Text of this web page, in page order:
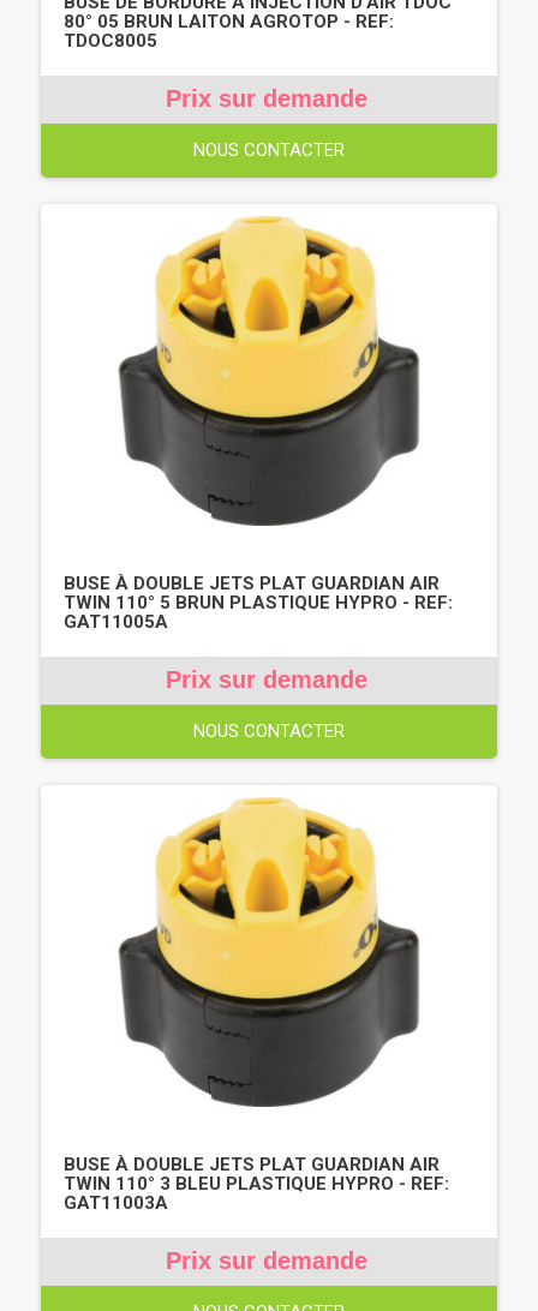
80° 05 BRUN LAITON AGROTOP - REF:
TDOC8005
Prix sur demande
NOUS CONTACTER
BUSE À DOUBLE JETS PLAT GUARDIAN AIR
TWIN 110° 5 BRUN PLASTIQUE HYPRO - REF:
GAT11005A
Prix sur demande
NOUS CONTACTER
BUSE À DOUBLE JETS PLAT GUARDIAN AIR
TWIN 110° 3 BLEU PLASTIQUE HYPRO - REF:
GAT11003A
Prix sur demande